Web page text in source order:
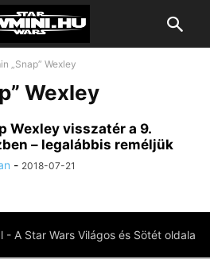
„Snap” Wexley
Wexley
Wexley visszatér a 9.
– legalábbis reméljük
- 2018-07-21
- A Star Wars Világos és Sötét oldala